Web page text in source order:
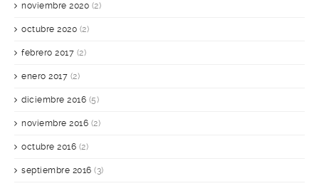
noviembre 2020 (2)
octubre 2020 (2)
febrero 2017 (2)
enero 2017 (2)
diciembre 2016 (5)
noviembre 2016 (2)
octubre 2016 (2)
septiembre 2016 (3)